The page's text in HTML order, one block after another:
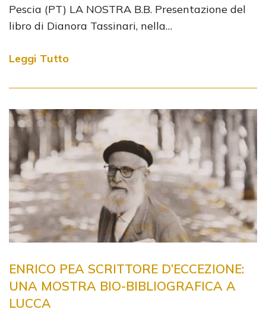
Pescia (PT) LA NOSTRA B.B. Presentazione del
libro di Dianora Tassinari, nella…
Leggi Tutto
ENRICO PEA SCRITTORE D’ECCEZIONE:
UNA MOSTRA BIO-BIBLIOGRAFICA A
LUCCA